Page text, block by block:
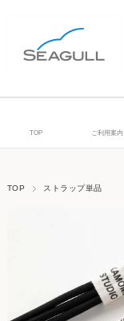
TOP ご利用案内
TOP ストラップ単品